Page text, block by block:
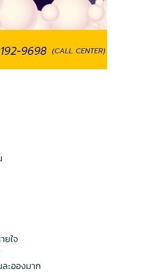
ยใจ
ะอองมาก